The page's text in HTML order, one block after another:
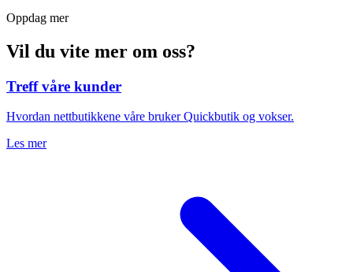
Oppdag mer
Vil du vite mer om oss?
Treff våre kunder
Hvordan nettbutikkene våre bruker Quickbutik og vokser.
Les mer